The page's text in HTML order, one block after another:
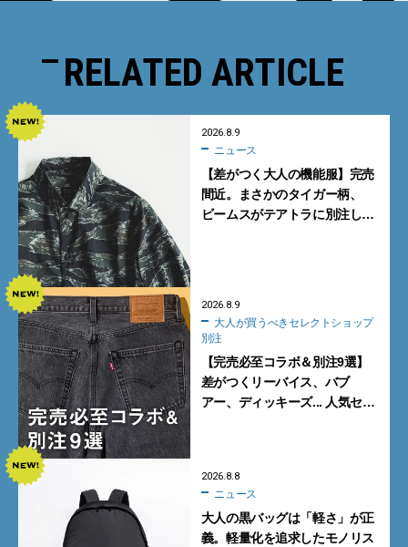
RELATED ARTICLE
2026.8.9
ニュース
【差がつく大人の機能服】完売
間近。まさかのタイガー柄、
ビームスがテアトラに別注した
2026.8.9
別注
【完売必至コラボ＆別注9選】
差がつくリーバイス、バブ
アー、ディッキーズ... 人気セレ
2026.8.8
ニュース
大人の黒バッグは「軽さ」が正
義。軽量化を追求したモノリス